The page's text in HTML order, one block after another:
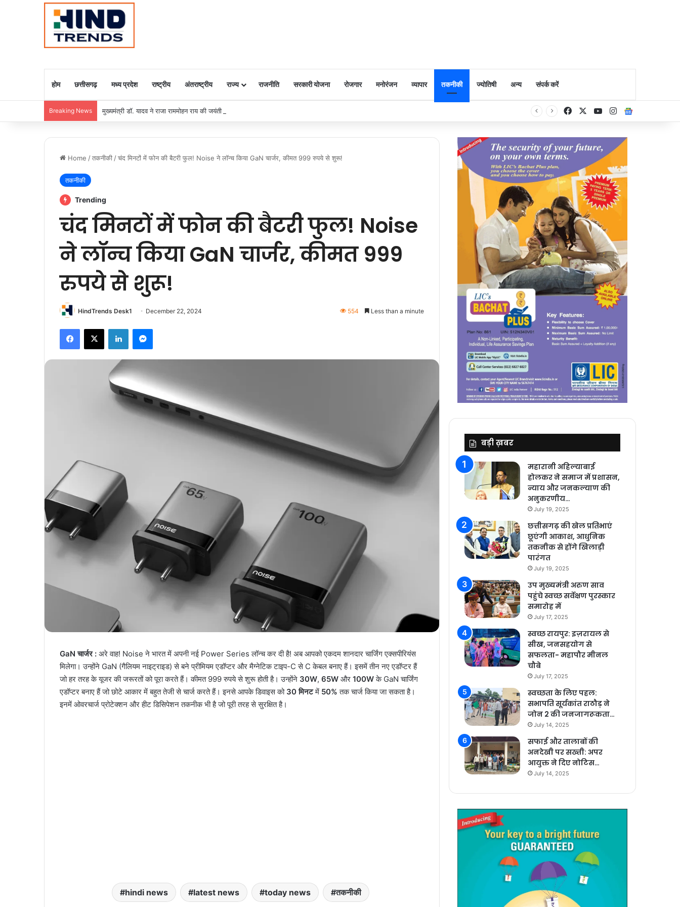
होम छत्तीसगढ़ मध्य प्रदेश राष्ट्रीय अंतराष्ट्रीय राज्य राजनीति सरकारी योजना रोजगार मनोरंजन व्यापार तकनीकी ज्योतिषी अन्य संपर्क करें
Breaking News मुख्यमंत्री डॉ. यादव ने राजा राममोहन राय की जयंती पर किया नमन FacebookYouTubeInstagram
Home /तकनीकी /चंद मिनटों में फोन की बैटरी फुल! Noise ने लॉन्च किया GaN चार्जर, कीमत 999 रुपये से शुरू!
तकनीकी
Trending
चंद मिनटों में फोन की बैटरी फुल! Noise
ने लॉन्च किया GaN चार्जर, कीमत 999
रुपये से शुरू!
HindTrends Desk1 December 22, 2024 554 Less than a minute
Facebook
X LinkedInMessenger
GaN चार्जर : अरे वाह! Noise ने भारत में अपनी नई Power Series लॉन्च कर दी है! अब आपको एकदम शानदार चार्जिंग एक्सपीरियंस
मिलेगा। उन्होंने GaN (गैलियम नाइट्राइड) से बने प्रीमियम एडॉप्टर और मैग्नेटिक टाइप-C से C केबल बनाए हैं। इसमें तीन नए एडॉप्टर हैं
जो हर तरह के यूजर की जरूरतों को पूरा करते हैं। कीमत 999 रुपये से शुरू होती है। उन्होंने 30W, 65W और 100Wके GaN चार्जिंग
एडॉप्टर बनाए हैं जो छोटे आकार में बहुत तेजी से चार्ज करते हैं। इनसे आपके डिवाइस को 30 मिनटमें 50% तक चार्ज किया जा सकता है।
इनमें ओवरचार्ज प्रोटेक्शन और हीट डिसिपेशन तकनीक भी है जो पूरी तरह से सुरक्षित है।
hindi news latest news today news तकनीकी
बड़ी ख़बर
महारानी अहिल्याबाई
होलकर ने समाज में प्रशासन,
न्याय और जनकल्याण की
अनुकरणीय…
July 19, 2025
छत्तीसगढ़ की खेल प्रतिभाएं
छूएंगी आकाश, आधुनिक
तकनीक से होंगे खिलाड़ी
पारंगत
July 19, 2025
उप मुख्यमंत्री अरुण साव
पहुंचे स्वच्छ सर्वेक्षण पुरस्कार
समारोह में
July 17, 2025
स्वच्छ रायपुर: इज़रायल से
सीख, जनसहयोग से
सफलता- महापौर मीनल
चौबे
July 17, 2025
स्वच्छता के लिए पहल:
सभापति सूर्यकांत राठौड़ ने
जोन 2 की जनजागरूकता…
July 14, 2025
सफाई और तालाबों की
अनदेखी पर सख्ती: अपर
आयुक्त ने दिए नोटिस…
July 14, 2025